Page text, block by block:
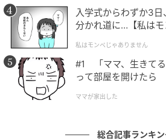
入学式からわずか3
分かれ道に…【私は
私はモンペじゃありません
#1 「ママ、生きて
って部屋を開けたら
ママが家出した
総合記事ランキ